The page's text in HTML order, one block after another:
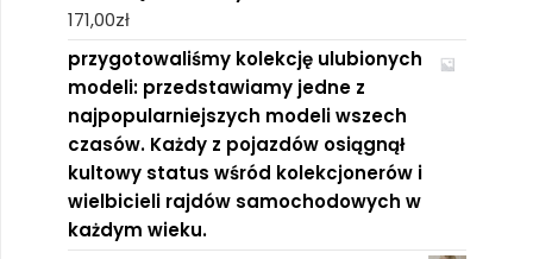
171,00zł
przygotowaliśmy kolekcję ulubionych
modeli: przedstawiamy jedne z
najpopularniejszych modeli wszech
czasów. Każdy z pojazdów osiągnął
kultowy status wśród kolekcjonerów i
wielbicieli rajdów samochodowych w
każdym wieku.